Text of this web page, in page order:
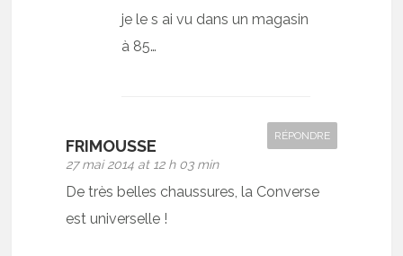
je le s ai vu dans un magasin
à 85…
FRIMOUSSE
27 mai 2014 at 12 h 03 min
RÉPONDRE
De très belles chaussures, la Converse
est universelle !